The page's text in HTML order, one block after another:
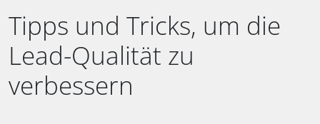
Tipps und Tricks, um die
Lead-Qualität zu
verbessern